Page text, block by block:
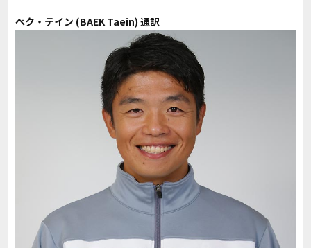
ぺク・テイン (BAEK Taein) 通訳